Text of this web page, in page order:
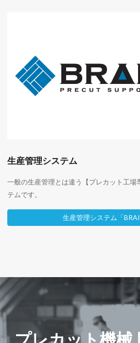
生産管理システム
一般の生産管理とは違う【プレカット工場
テムです。
生産管理システム「